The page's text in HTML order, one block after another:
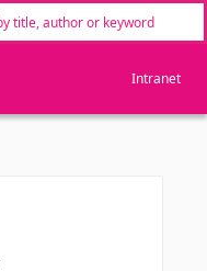
Intranet